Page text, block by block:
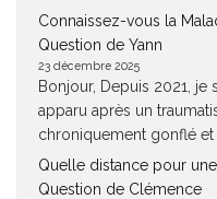
Connaissez-vous la
Question de Yann
23 décembre 2025
Bonjour, Depuis 2021, je
apparu après un
chroniquement gonflé et
Quelle distance pour
Question de Clémence